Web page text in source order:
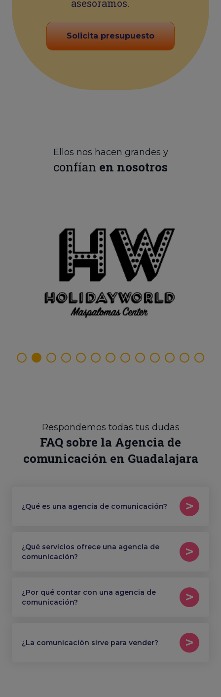
asesoramos.
Solicita presupuesto
Ellos nos hacen grandes y
confían en nosotros
Respondemos todas tus dudas
FAQ sobre la Agencia de
comunicación en Guadalajara
¿Qué es una agencia de comunicación?
¿Qué servicios ofrece una agencia de
comunicación?
¿Por qué contar con una agencia de
comunicación?
¿La comunicación sirve para vender?